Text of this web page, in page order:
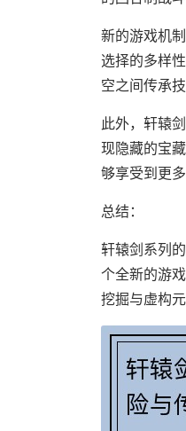
新的游戏机
选择的多样
空之间传承
此外，轩辕
现隐藏的宝
够享受到更
总结：
轩辕剑系列
个全新的游
挖掘与虚构